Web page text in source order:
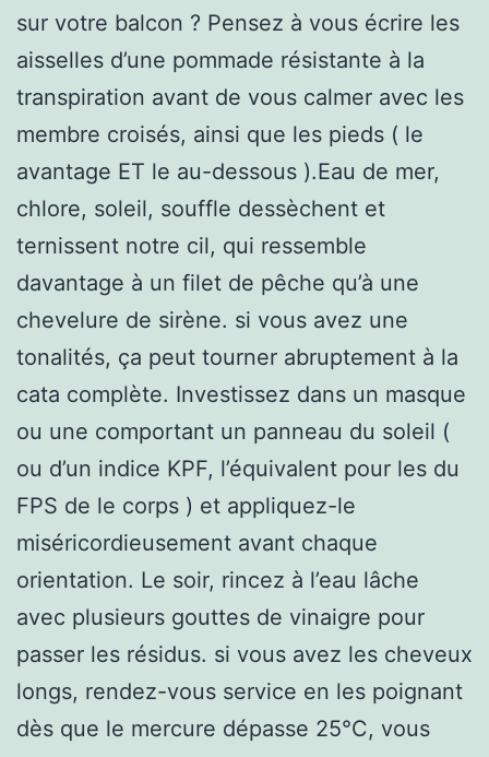
sur votre balcon ? Pensez à vous écrire les
aisselles d’une pommade résistante à la
transpiration avant de vous calmer avec les
membre croisés, ainsi que les pieds ( le
avantage ET le au-dessous ).Eau de mer,
chlore, soleil, souffle dessèchent et
ternissent notre cil, qui ressemble
davantage à un filet de pêche qu’à une
chevelure de sirène. si vous avez une
tonalités, ça peut tourner abruptement à la
cata complète. Investissez dans un masque
ou une comportant un panneau du soleil (
ou d’un indice KPF, l’équivalent pour les du
FPS de le corps ) et appliquez-le
miséricordieusement avant chaque
orientation. Le soir, rincez à l’eau lâche
avec plusieurs gouttes de vinaigre pour
passer les résidus. si vous avez les cheveux
longs, rendez-vous service en les poignant
dès que le mercure dépasse 25°C, vous